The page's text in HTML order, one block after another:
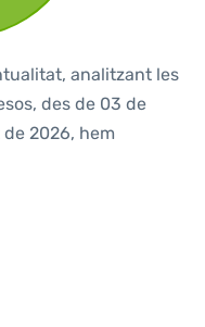
analitzant les
des de 03 de
2026, hem